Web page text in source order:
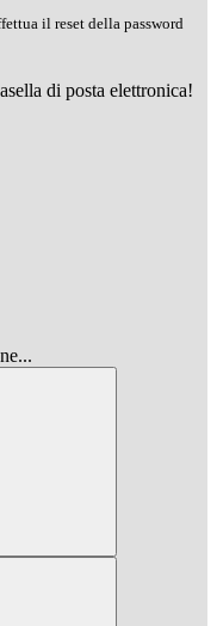
il reset della password
di posta elettronica!